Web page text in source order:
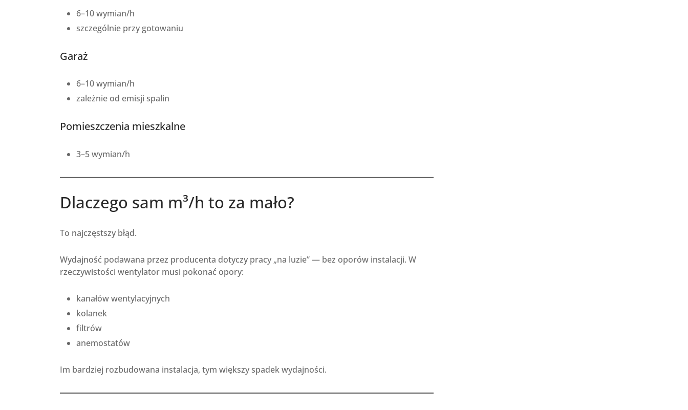
6–10 wymian/h
szczególnie przy gotowaniu
Garaż
6–10 wymian/h
zależnie od emisji spalin
Pomieszczenia mieszkalne
3–5 wymian/h
Dlaczego sam m³/h to za mało?
To najczęstszy błąd.
Wydajność podawana przez producenta dotyczy pracy „na luzie” — bez oporów instalacji. W
rzeczywistości wentylator musi pokonać opory:
kanałów wentylacyjnych
kolanek
filtrów
anemostatów
Im bardziej rozbudowana instalacja, tym większy spadek wydajności.